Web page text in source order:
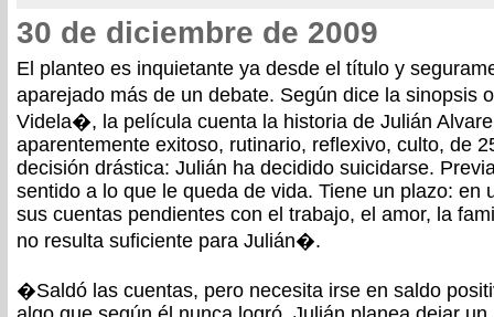
30 de diciembre de 2009
El planteo es inquietante ya desde el título y
aparejado más de un debate. Según dice la sinopsis
Videla�, la película cuenta la historia de Julián
aparentemente exitoso, rutinario, reflexivo, culto, de
decisión drástica: Julián ha decidido suicidarse.
sentido a lo que le queda de vida. Tiene un plazo: en
sus cuentas pendientes con el trabajo, el amor, la
no resulta suficiente para Julián�.
�Saldó las cuentas, pero necesita irse en saldo